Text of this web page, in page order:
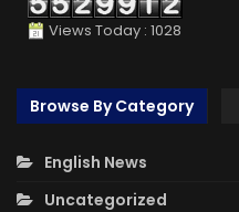
Views Today : 1028
Browse By Category
English News
Uncategorized